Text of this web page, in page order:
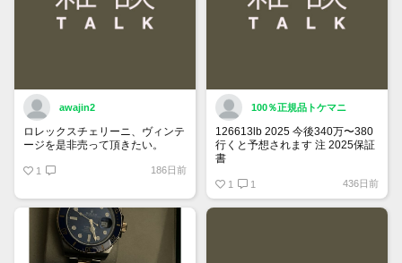
awajin2
ロレックスチェリーニ、ヴィンテ
ージを是非売って頂きたい。
1 186日前
100％正規品トケマニ
126613lb 2025 今後340万〜380
行くと予想されます 注 2025保証
書
2025/ @Watch_Monster_より
マジ上がる予想しかない
1 1 436日前